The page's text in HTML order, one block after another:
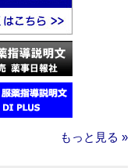
もっと見る »